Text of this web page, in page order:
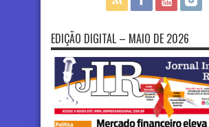
EDIÇÃO DIGITAL – MAIO DE 2026